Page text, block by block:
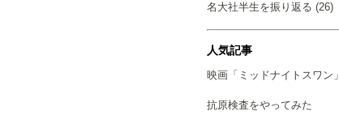
名大社半生を振り返る (26)
人気記事
映画「ミッドナイトスワン」
抗原検査をやってみた